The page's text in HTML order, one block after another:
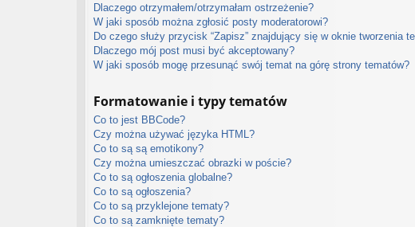
Dlaczego otrzymałem/otrzymałam ostrzeżenie?
W jaki sposób można zgłosić posty moderatorowi?
Do czego służy przycisk “Zapisz” znajdujący się w oknie tworzenia
Dlaczego mój post musi być akceptowany?
W jaki sposób mogę przesunąć swój temat na górę strony tematów?
Formatowanie i typy tematów
Co to jest BBCode?
Czy można używać języka HTML?
Co to są są emotikony?
Czy można umieszczać obrazki w poście?
Co to są ogłoszenia globalne?
Co to są ogłoszenia?
Co to są przyklejone tematy?
Co to są zamknięte tematy?